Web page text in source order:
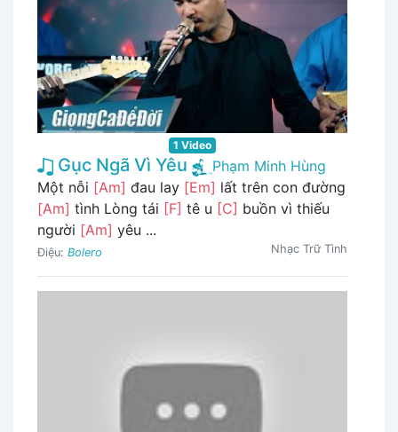
1 Video
Gục Ngã Vì Yêu
Phạm Minh Hùng
Một nỗi [Am] đau lay [Em] lất trên con đường
[Am] tình Lòng tái [F] tê u [C] buồn vì thiếu
người [Am] yêu ...
Điệu: Bolero Nhạc Trữ Tình